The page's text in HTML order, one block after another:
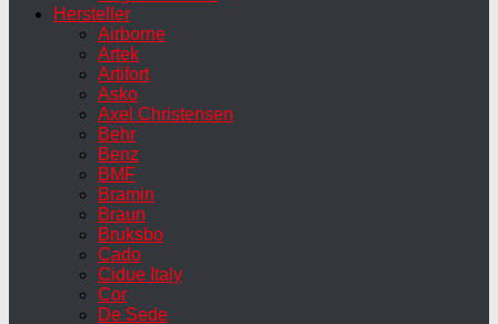
Hersteller
Airborne
Artek
Artifort
Asko
Axel Christensen
Behr
Benz
BMF
Bramin
Braun
Bruksbo
Cado
Cidue Italy
Cor
De Sede